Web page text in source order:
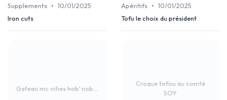
Supplements • 10/01/2025
Iron cuts
Apéritifs • 10/01/2025
Tofu le choix du président
Gateau mc vities hob' nob...
Croque tofou au comté
SOY